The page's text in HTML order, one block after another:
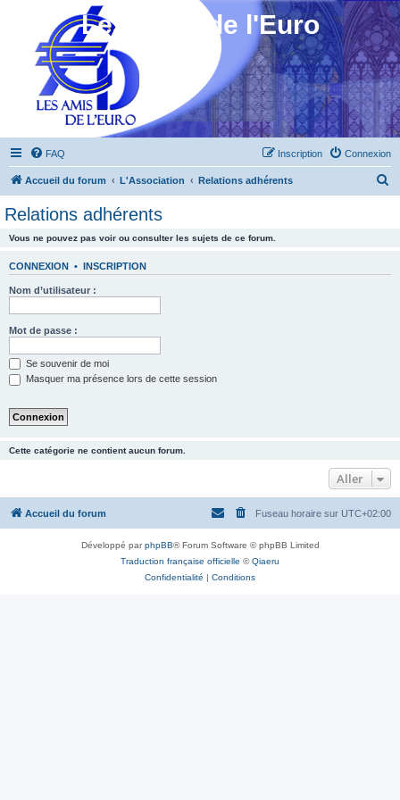
Les Amis de l'Euro
FAQ Connexion
Inscription
Accueil du forum L'Association Relations adhérents
Relations adhérents
Vous ne pouvez pas voir ou consulter les sujets de ce forum.
CONNEXION • INSCRIPTION
Nom d’utilisateur :
Mot de passe :
Se souvenir de moi
Masquer ma présence lors de cette session
Cette catégorie ne contient aucun forum.
Aller
Accueil du forum Fuseau horaire sur UTC+02:00
Développé parphpBB® Forum Software © phpBB Limited
Traduction française officielle ©Qiaeru
Confidentialité | Conditions